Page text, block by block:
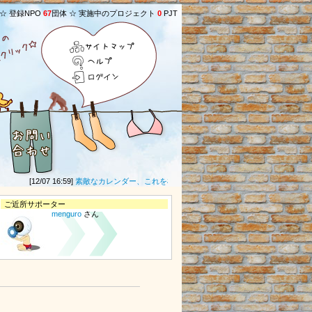
登録NPO 67団体 ☆ 実施中のプロジェクト 0 PJT
サイトマップ
ヘルプ
ログイン
[12/07 16:59]素敵なカレンダー、これを机に置いて、一年間やる気モリモリ！ 他の
ご近所サポーター
menguro さん